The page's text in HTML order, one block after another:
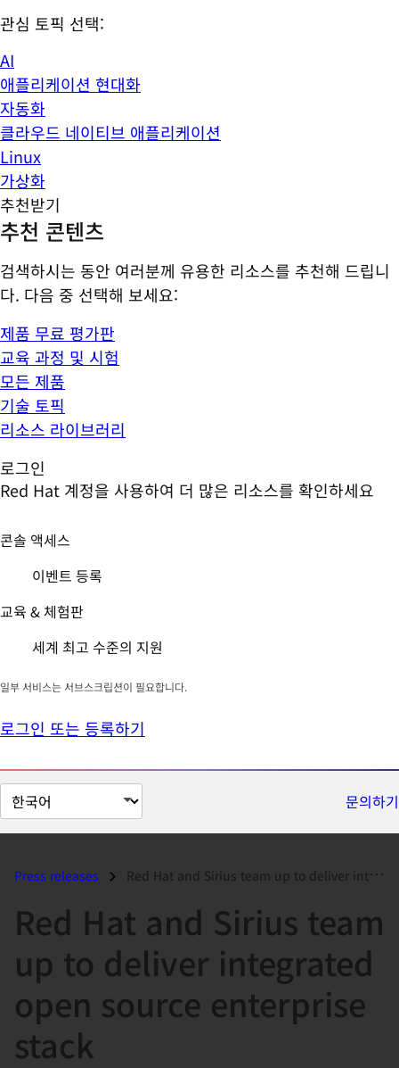
관심 토픽 선택:
AI
애플리케이션 현대화
자동화
클라우드 네이티브 애플리케이션
Linux
가상화
추천받기
추천 콘텐츠
검색하시는 동안 여러분께 유용한 리소스를 추천해 드립니
다. 다음 중 선택해 보세요:
제품 무료 평가판
교육 과정 및 시험
모든 제품
기술 토픽
리소스 라이브러리
로그인
Red Hat 계정을 사용하여 더 많은 리소스를 확인하세요
콘솔 액세스
이벤트 등록
교육 & 체험판
세계 최고 수준의 지원
일부 서비스는 서브스크립션이 필요합니다.
로그인 또는 등록하기
페
이
문의하기
Press releases Red Hat and Sirius team up to deliver integrated open source enterpris...
Red Hat and Sirius team
up to deliver integrated
open source enterprise
stack